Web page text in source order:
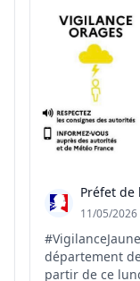
Préfet de
11/05/2026
département
partir de ce